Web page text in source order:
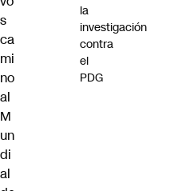
s
ca
mi
no
al
M
un
di
al
la
investigación
contra
el
PDG